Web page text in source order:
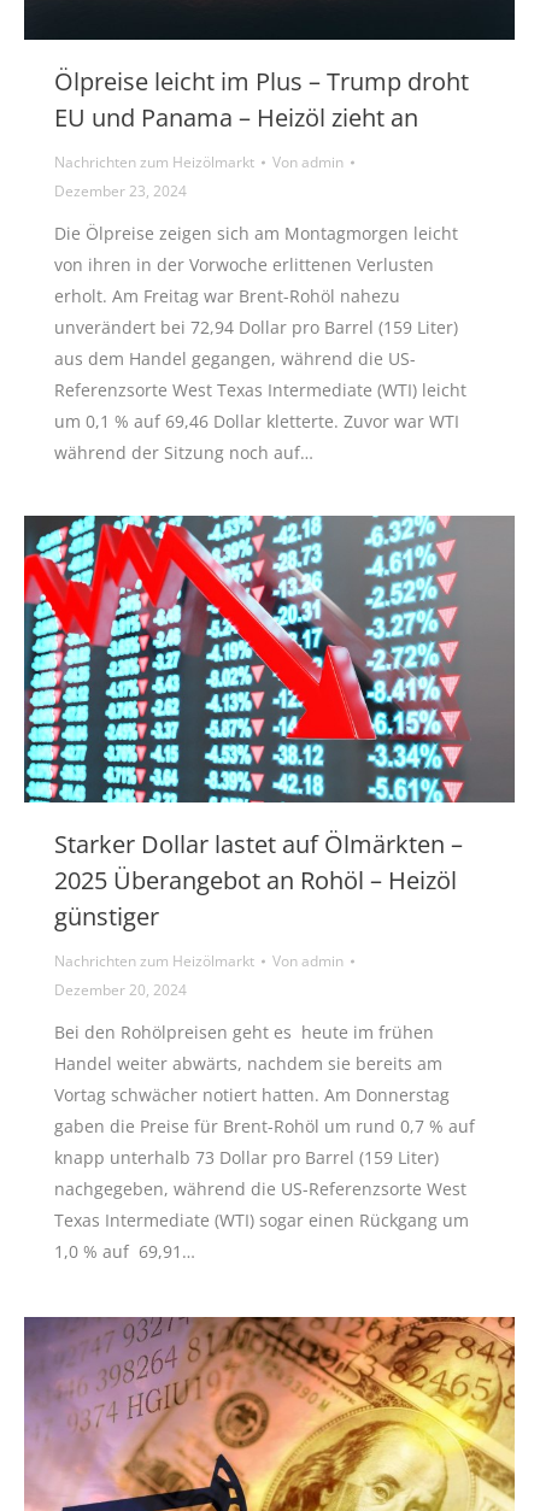
Ölpreise leicht im Plus – Trump droht
EU und Panama – Heizöl zieht an
Nachrichten zum Heizölmarkt Vonadmin
Dezember 23, 2024
Die Ölpreise zeigen sich am Montagmorgen leicht
von ihren in der Vorwoche erlittenen Verlusten
erholt. Am Freitag war Brent-Rohöl nahezu
unverändert bei 72,94 Dollar pro Barrel (159 Liter)
aus dem Handel gegangen, während die US-
Referenzsorte West Texas Intermediate (WTI) leicht
um 0,1 % auf 69,46 Dollar kletterte. Zuvor war WTI
während der Sitzung noch auf…
Starker Dollar lastet auf Ölmärkten –
2025 Überangebot an Rohöl – Heizöl
günstiger
Nachrichten zum Heizölmarkt Vonadmin
Dezember 20, 2024
Bei den Rohölpreisen geht es heute im frühen
Handel weiter abwärts, nachdem sie bereits am
Vortag schwächer notiert hatten. Am Donnerstag
gaben die Preise für Brent-Rohöl um rund 0,7 % auf
knapp unterhalb 73 Dollar pro Barrel (159 Liter)
nachgegeben, während die US-Referenzsorte West
Texas Intermediate (WTI) sogar einen Rückgang um
1,0 % auf 69,91…